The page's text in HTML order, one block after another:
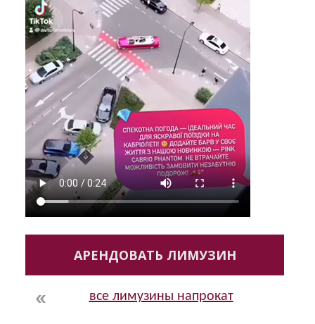
АРЕНДОВАТЬ ЛИМУЗИН
все лимузины напрокат